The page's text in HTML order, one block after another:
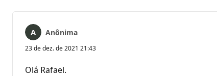
Anônima
23 de dez. de 2021 21:43
Olá Rafael.